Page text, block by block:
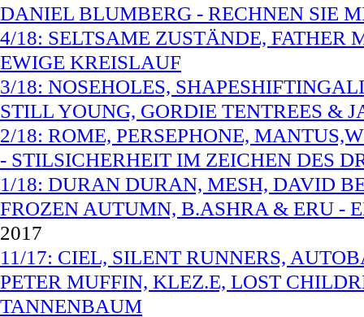
DANIEL BLUMBERG - RECHNEN SIE
4/18: SELTSAME ZUSTÄNDE, FATHER
EWIGE KREISLAUF
3/18: NOSEHOLES,
STILL YOUNG, GORDIE TENTREES &
2/18: ROME, PERSEPHONE,
- STILSICHERHEIT IM ZEICHEN DES
1/18: DURAN DURAN, MESH, DAVID
FROZEN AUTUMN, B.ASHRA & ERU -
2017
11/17: CIEL, SILENT RUNNERS,
PETER MUFFIN, KLEZ.E, LOST
TANNENBAUM